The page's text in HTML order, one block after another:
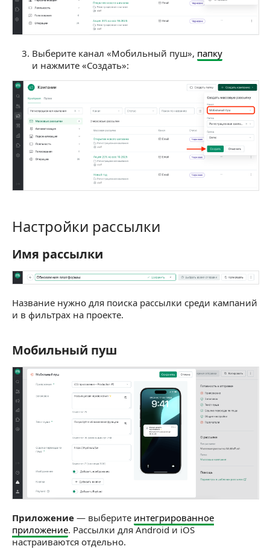
Выберите канал «Мобильный пуш», папку
и нажмите «Создать»:
Настройки рассылки
Настройки рассылки
Имя рассылки
Имя рассылки
Название нужно для поиска рассылки среди кампаний
и в фильтрах на проекте.
Мобильный пуш
Мобильный пуш
Приложение — выберите интегрированное
приложение. Рассылки для Android и iOS
настраиваются отдельно.